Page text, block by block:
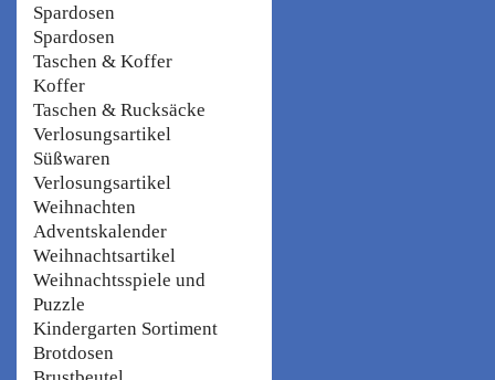
Spardosen
Spardosen
Taschen & Koffer
Koffer
Taschen & Rucksäcke
Verlosungsartikel
Süßwaren
Verlosungsartikel
Weihnachten
Adventskalender
Weihnachtsartikel
Weihnachtsspiele und
Puzzle
Kindergarten Sortiment
Brotdosen